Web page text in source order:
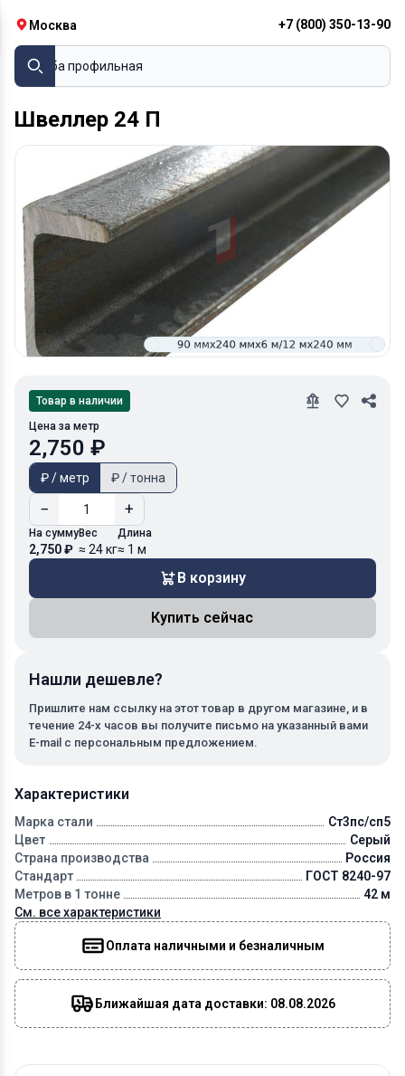
Москва +7 (800) 350-13-90
Труба профиль
Швеллер 24 П
Характеристики
Марка стали
Ст3пс/сп5
Цвет
Серый
Страна производства
Россия
Стандарт
ГОСТ 8240-97
Метров в 1 тонне
42 м
См. все характеристики
Оплата наличными и безналичным
Ближайшая дата доставки: 08.08.2026
Товар в наличии
Цена за метр
2,750 ₽
₽ / метр ₽ / тонна
− +
На сумму
2,750 ₽
Вес
≈ 24 кг
Длина
≈ 1 м
В корзину
Купить сейчас
Нашли дешевле?
Пришлите нам ссылку на этот товар в другом магазине, и в
течение 24-х часов вы получите письмо на указанный вами
E-mail с персональным предложением.